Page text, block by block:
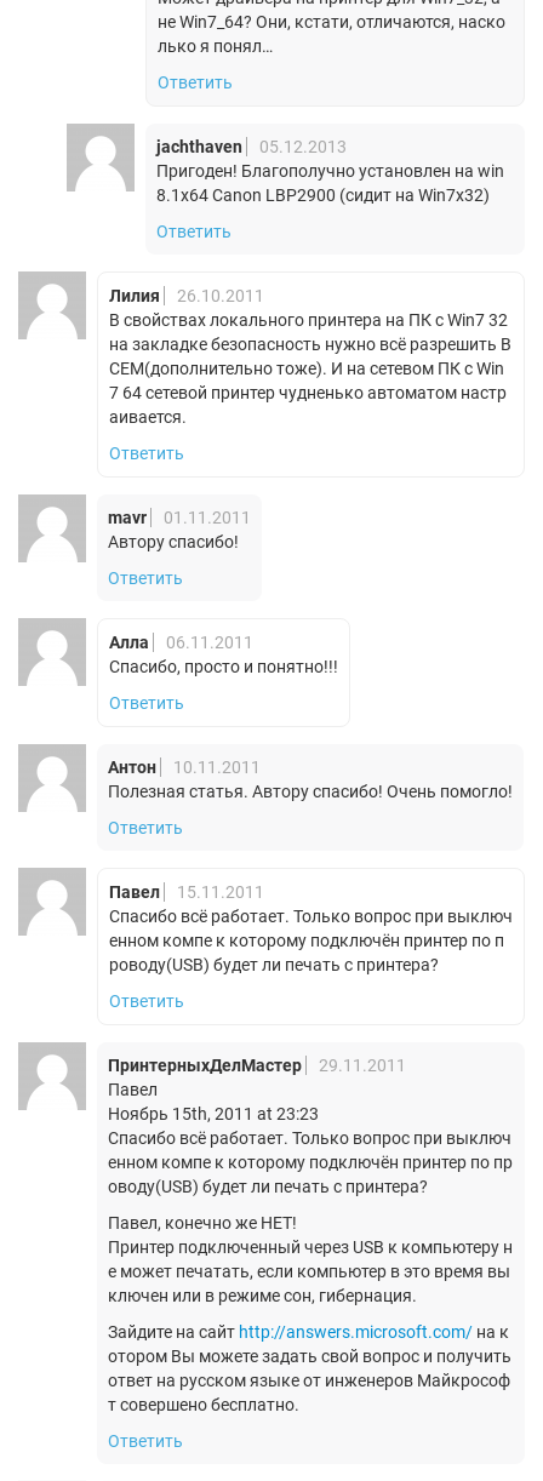
не Win7_64? Они, кстати, отличаются, наско
лько я понял…
Ответить
jachthaven
05.12.2013
Пригоден! Благополучно установлен на win
8.1х64 Canon LBP2900 (сидит на Win7x32)
Ответить
Лилия
26.10.2011
В свойствах локального принтера на ПК с Win7 32
на закладке безопасность нужно всё разрешить В
СЕМ(дополнительно тоже). И на сетевом ПК с Win
7 64 сетевой принтер чудненько автоматом настр
аивается.
Ответить
mavr
01.11.2011
Автору спасибо!
Ответить
Алла
06.11.2011
Спасибо, просто и понятно!!!
Ответить
Антон
10.11.2011
Полезная статья. Автору спасибо! Очень помогло!
Ответить
Павел
15.11.2011
Спасибо всё работает. Только вопрос при выключ
енном компе к которому подключён принтер по п
роводу(USB) будет ли печать с принтера?
Ответить
ПринтерныхДелМастер
29.11.2011
Павел
Ноябрь 15th, 2011 at 23:23
Спасибо всё работает. Только вопрос при выключ
енном компе к которому подключён принтер по пр
оводу(USB) будет ли печать с принтера?
Павел, конечно же НЕТ!
Принтер подключенный через USB к компьютеру н
е может печатать, если компьютер в это время вы
ключен или в режиме сон, гибернация.
Зайдите на сайт http://answers.microsoft.com/ на к
отором Вы можете задать свой вопрос и получить
ответ на русском языке от инженеров Майкрософ
т совершено бесплатно.
Ответить